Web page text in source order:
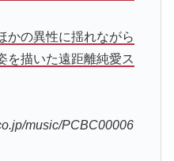
かの異性に揺れながら
を描いた遠距離純愛ス
music/PCBC00006